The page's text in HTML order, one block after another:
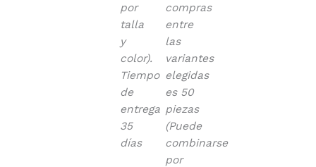
por
talla
y
color).
Tiempo
de
entrega
35
días
compras
entre
las
variantes
elegidas
es 50
piezas
(Puede
combinarse
por